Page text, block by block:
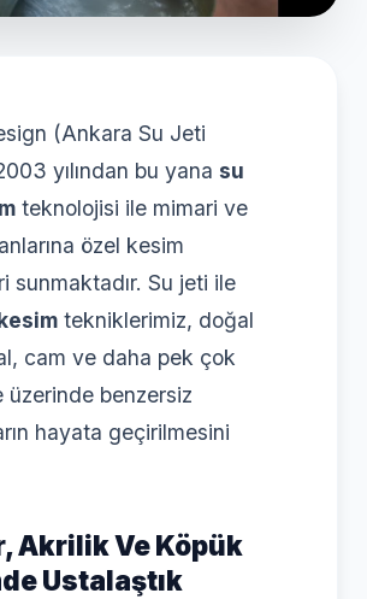
(Ankara Su Jeti
yılından bu yana su
teknolojisi ile mimari ve
özel kesim
sunmaktadır. Su jeti ile
tekniklerimiz, doğal
cam ve daha pek çok
üzerinde benzersiz
hayata geçirilmesini
Akrilik Ve Köpük
Ustalaştık